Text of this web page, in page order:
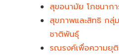
สุขอนามัย โภชนากา
สุขภาพและสิทธิ กลุ่
ชาติพันธุ์
รณรงค์เพื่อความยุติ